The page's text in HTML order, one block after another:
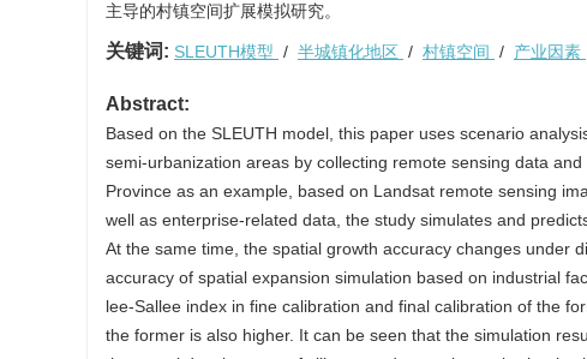
主导的村镇空间扩展模拟研究。
关键词: SLEUTH模型 / 半城镇化地区 / 村镇空间 / 产业因素
Abstract:
Based on the SLEUTH model, this paper uses scenario
semi-urbanization areas by collecting remote sensing data
Province as an example, based on Landsat remote sensing
well as enterprise-related data, the study simulates and
At the same time, the spatial growth accuracy changes under
accuracy of spatial expansion simulation based on industrial
lee-Sallee index in fine calibration and final calibration of the
the former is also higher. It can be seen that the simulation